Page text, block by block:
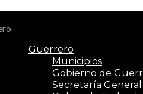
Guerrero
Municipios
Gobierno de
Secretaría